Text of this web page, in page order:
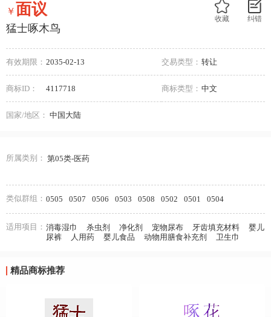
纠错
收藏
￥面议
猛士啄木鸟
有效期限： 2035-02-13 交易类型： 转让
商标ID： 4117718 商标类型： 中文
国家/地区： 中国大陆
所属类别： 第05类-医药
类似群组： 0505 0507 0506 0503 0508 0502 0501 0504
适用项目： 消毒湿巾 杀虫剂 净化剂 宠物尿布 牙齿填充材料
婴儿
尿裤
人用药 婴儿食品 动物用膳食补充剂 卫生巾
精品商标推荐